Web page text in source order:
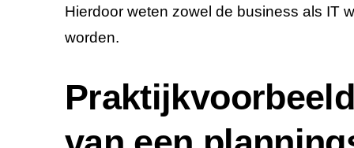
Hierdoor weten zowel de business als IT
worden.